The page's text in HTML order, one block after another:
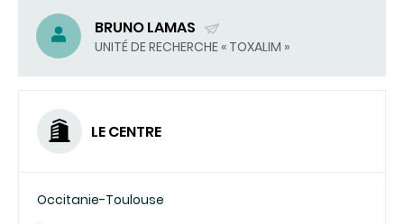
BRUNO LAMAS
(ENVOYER
COURRIEL)
UNITÉ DE RECHERCHE « TOXALIM »
LE CENTRE
Occitanie-Toulouse